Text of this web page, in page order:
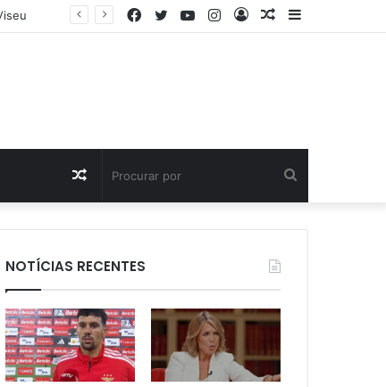
Barra
Artigo
Entrar
Instagram
YouTube
Twitter
Facebook
por
Artigo
aleatório
NOTÍCIAS RECENTES